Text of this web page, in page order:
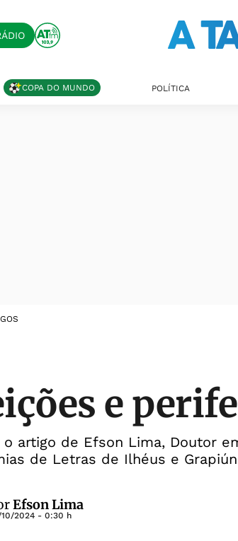
COPA DO MUNDO POLÍTICA
e
o artigo de Efson Lima, Doutor
de Letras de Ilhéus e
Efson Lima
2024 - 0:30 h